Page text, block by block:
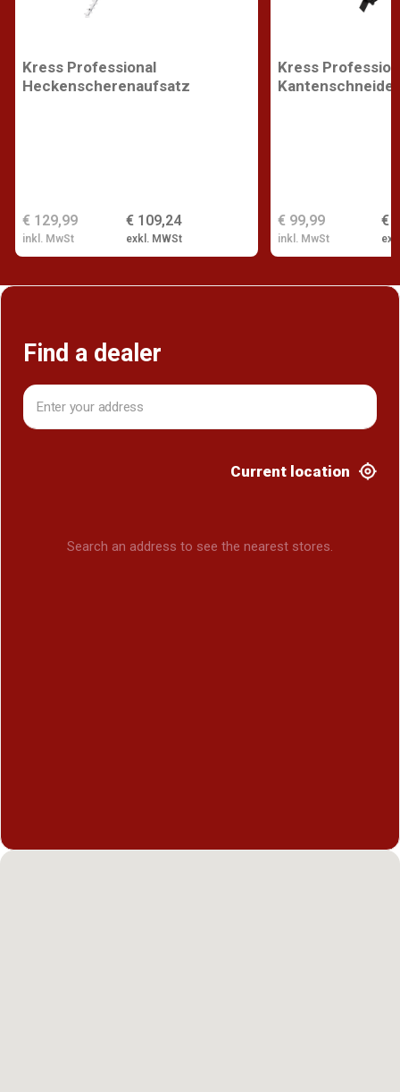
Kress Professional
Heckenscherenaufsatz
€ 109,24
exkl. MWSt
€ 129,99
inkl. MwSt
Kress
€
€ 99,99
inkl. MwSt
Find a dealer
Current location
Search an address to see the nearest stores.